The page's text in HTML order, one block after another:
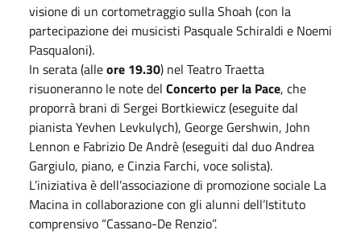
visione di un cortometraggio sulla Shoah (con la
partecipazione dei musicisti Pasquale Schiraldi e Noemi
Pasqualoni).
In serata (alleore 19.30) nel Teatro Traetta
risuoneranno le note del Concerto per la Pace, che
proporrà brani di Sergei Bortkiewicz (eseguite dal
pianista Yevhen Levkulych), George Gershwin, John
Lennon e Fabrizio De Andrè (eseguiti dal duo Andrea
Gargiulo, piano, e Cinzia Farchi, voce solista).
L’iniziativa è dell’associazione di promozione sociale La
Macina in collaborazione con gli alunni dell’Istituto
comprensivo “Cassano-De Renzio”.